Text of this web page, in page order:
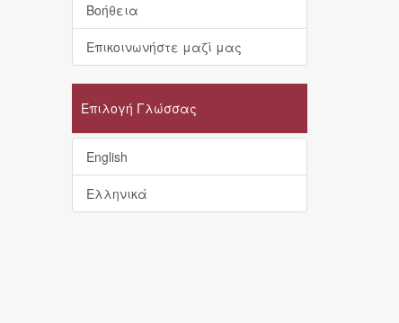
Βοήθεια
Επικοινωνήστε μαζί μας
Επιλογή Γλώσσας
English
Ελληνικά